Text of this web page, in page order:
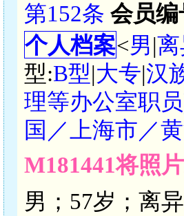
第152条 会员编
个人档案<男|
型:B型|大专|汉
理等办公室职
国／上海市／
M181441将照
男；57岁；离